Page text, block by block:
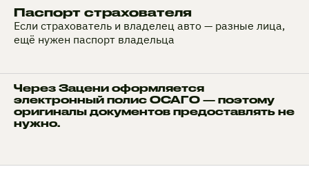
Паспорт страхователя
Если страхователь и владелец авто — разные лица,
ещё нужен паспорт владельца
Через Зацени оформляется
электронный полис ОСАГО — поэтому
оригиналы документов предоставлять не
нужно.